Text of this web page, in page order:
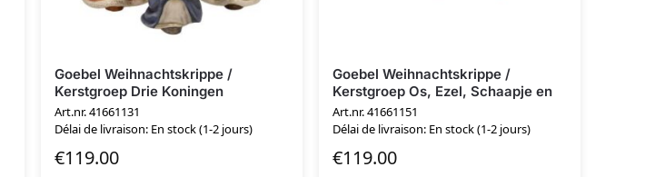
Goebel Weihnachtskrippe /
Kerstgroep Drie Koningen
Art.nr. 41661131
Délai de livraison: En stock (1-2 jours)
€119.00
Goebel Weihnachtskrippe /
Kerstgroep Os, Ezel, Schaapje en
Herder
Art.nr. 41661151
Délai de livraison: En stock (1-2 jours)
€119.00